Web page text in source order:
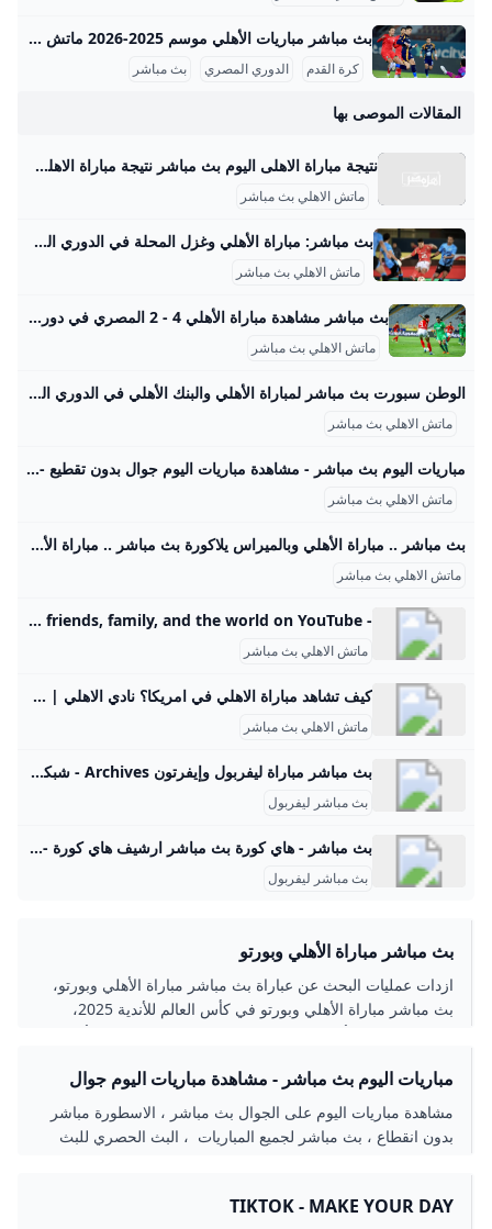
بث مباشر مباريات الأهلي موسم 2025-2026 ماتش الأهلي بث مباشر هو حدث رياضي أساسي لعشاق كرة القدم في مصر والوطن العربي، حيث يحظى الفريق الجماهيري الكبير بتغطية إعلامية واهتمام واسع، خصوصًا في موسم 2025-2026 من الدوري المصري الممتاز. تتسم مباريات الأهلي هذا الموسم بالتنافسية والجدية بعد بداية متذبذبة كما يظهر من وضعيته الحالية في جدول الترتيب، حيث يسعى الفريق لاستعادة مستواه المتميز. مواعيد مباريات الأهلي تفصيليًا وفقًا لجدول مباريات الأهلي المعتمد من رابطة الأندية المصرية المحترفة، كان آخر لقاء جماهيري للأهلي في الدوري يوم 14 سبتمبر 2025 ضد إنبي على ملعب المقاولون العرب، في مباراة أقيمت ضمن الجولة السادسة.
كرة القدم الدوري المصري بث مباشر
المقالات الموصى بها
نتيجة مباراة الاهلى اليوم بث مباشر نتيجة مباراة الاهلى اليوم بث مباشر الاحد 24 سبتمبر 2023 | 08:46 مساءًالاحد 25 سبتمبر 2022 | 06:13 مساءًالاربعاء 21 سبتمبر 2022 | 06:18 مساءًالاربعاء 02 أكتوبر 2019 | 08:33 مساءًالسبت 16 مارس 2019 | 06:45 مساءًالاثنين 28 يناير 2019 | 09:29 مساءًالاثنين 28 يناير 2019 | 08:56 مساءًالاثنين 28 يناير 2019 | 08:44 مساءًالجمعة 04 يناير 2019 | 08:11 مساءًالجمعة 04 يناير 2019 | 08:12 مساءًالجمعة 04 يناير 2019 | 07:42 مساءًالجمعة 04 يناير 2019 | 07:15 مساءًالجمعة 04 يناير 2019 | 06:55 مساءًالجمعة 04 يناير 2019 | 06:45 مساءًالاحد 23 ديسمبر 2018 | 06:38 مساءًالاحد 23 ديسمبر 2018 | 03:41 مساءًالجمعة 21 ديسمبر 2018 | 10:09 مساءًالجمعة 21 ديسمبر 2018 | 04:37 مساءًالجمعة 21 ديسمبر 2018 | 04:26 مساءً
ماتش الاهلي بث مباشر
بث مباشر: مباراة الأهلي وغزل المحلة في الدوري المصري 2026 شاهد بالفيديو البث المباشر لمباراة الأهلي وغزل المحلة في الدوري المصري الممتاز لموسم 2025-2026. ديمة محمد الإثنين 2025/8/25 06:39 م بتوقيت أبوظبي يلتقي الأهلي مع غزل المحلة في إطار ثالث جولات الدوري المصري الممتاز يوم الإثنين 25 أغسطس/ آب 2026 على استاد المحلة. بسبب علم فلسطين.. لقطة غريبة أمام وسام أبو علي في أمريكا (فيديو) وتنطلق المواجهة في تمام الساعة 6 مساءً بتوقيت القاهرة ومكة المكرمة و7 مساءً بتوقيت أبوظبي.
ماتش الاهلي بث مباشر
بث مباشر مشاهدة مباراة الأهلي 4 - 2 المصري في دوري نايل.. انتهت - كورة بلس ‘يقدم موقع كورة بلس خدمة البث المباشر لأحداث مباراة الأهلي ضد نظيره المصري، مساء اليوم الخميس، في إطار الجولة الخامسة من الدور الحاسم لبطولة الدوري المصري الممتاز “دوري نايل”. ' أخبار مصرية محترفون ميركاتو مقالات الدوري المصري كأس مصر دوري القسم الثاني كأس الرابطة عاجل بلس الاستوديو التحليلي تاتش سكرين بوكسينج داي أبطال بلس فوتبول شات VAR بلس فيديوهات الدوري المصري فيديوجراف الدوري الإنجليزي الممتاز الدوري الإسباني الدوري الايطالي الدوري الالماني
ماتش الاهلي بث مباشر
الوطن سبورت بث مباشر لمباراة الأهلي والبنك الأهلي في الدوري الممتاز بجودة عالية يواجه الفريق الأول لكرة القدم بالنادي الأهلي، نظيره فريق البنك الأهلي، في المباراة المقرر بينهما مساء اليوم السبت. د. أحمد محمود رئيس التحرير: مصطفى عمار د.أحمد محمود رئيس التحرير: مصطفى عمار يمكن مشاهدة بث مباشر مباراة الأهلي والبنك الأهلي في الدوري المصري الممتاز بجودة عالية مشاهدة مجانية، من خلال لينك الفيديو التالي: بث مباشر مباراة الأهلي أمام البنك الأهلي في الدوري مشاهدة مجانية ومن المتوقع أن يبدأ عماد النحاس، المدير الفني للنادي الأهلي، مباراة اليوم أمام فريق البنك الأهلي، بتشكيل يضم كلا من:
ماتش الاهلي بث مباشر
مباريات اليوم بث مباشر - مشاهدة مباريات اليوم جوال بدون تقطيع - الاسطورة لبث المباريات livehd7 مشاهدة مباريات اليوم على الجوال بث مباشر ، الاسطورة مباشر بدون انقطاع ، بث مباشر لجميع المباريات ، البث الحصري للبث المباشر للاسطورة لبث المباريات ، شاهد بتوقيت القاهرةبتوقيت القاهرةبتوقيت الرياضبتوقيت لندنبتوقيت الدار البيضاءبتوقيت القدسبتوقيت بيروتبتوقيت الجزائر العاصمةبتوقيت الكويتبتوقيت تونسبتوقيت بغدادبتوقيت الخرطوم مشاهدة مباراة اليوم على الهواء مباشرة شاهد مباراة اليوم بجودة وجودة متعددة ، بجودة متوسطة ورديئة ، يمكن أن تعمل بدون تقطيع على الجهاز المحمول. اهم لعبة غدا لعبة اليوم كورة بث مباشر في جدول مباريات اليوم على موقع Kora Live الرسمي ، ستجد أن البث المباشر يمكنه مشاهدة جميع أهم مباريات اليوم في جميع المباريات الدولية والمحلية على العديد من قنوات المباريات الحية مثل قناة BN Sport التي تمتلك جميع حقوق في الوطن العربي .
ماتش الاهلي بث مباشر
بث مباشر .. مباراة الأهلي وبالميراس يلاكورة بث مباشر .. مباراة الأهلي وبالميراس في مونديال الأندية مباريات الغد الثلاثاء 8 فبراير 2022 06:03 م تابعنا على
ماتش الاهلي بث مباشر
- YouTube Enjoy the videos and music you love, upload original content, and share it all with friends, family, and the world on YouTube.
ماتش الاهلي بث مباشر
كيف تشاهد مباراة الاهلي في امريكا؟ نادي الاهلي | DAZN US .
ماتش الاهلي بث مباشر
بث مباشر مباراة ليفربول وإيفرتون Archives - شبكة يمن ماكس
بث مباشر ليفربول
بث مباشر - هاي كورة بث مباشر ارشيف هاي كورة - بث مباشر
بث مباشر ليفربول
بث مباشر مباراة الأهلي وبورتو
ازدات عمليات البحث عن عباراة بث مباشر مباراة الأهلي وبورتو،
بث مباشر مباراة الأهلي وبورتو في كأس العالم للأندية 2025،
مشاهدة مباراة الأهلي بث مباشر، القنوات الناقلة لمباراة الأهلي
المصري وبورتو البرتغالي في ختام دور المجموعات من بطولة
كأس العالم للأندية 2025.
مباريات اليوم بث مباشر - مشاهدة مباريات اليوم جوال
بدون تقطيع - الاسطورة لبث المباريات LIVEHD7
مشاهدة مباريات اليوم على الجوال بث مباشر ، الاسطورة مباشر
بدون انقطاع ، بث مباشر لجميع المباريات ، البث الحصري للبث
TIKTOK - MAKE YOUR DAY